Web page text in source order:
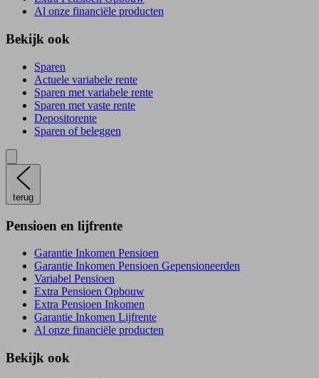
Al onze financiële producten
Bekijk ook
Sparen
Actuele variabele rente
Sparen met variabele rente
Sparen met vaste rente
Depositorente
Sparen of beleggen
terug
Pensioen en lijfrente
Garantie Inkomen Pensioen
Garantie Inkomen Pensioen Gepensioneerden
Variabel Pensioen
Extra Pensioen Opbouw
Extra Pensioen Inkomen
Garantie Inkomen Lijfrente
Al onze financiële producten
Bekijk ook